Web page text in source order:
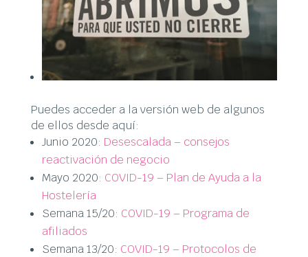
Puedes acceder a la versión web de algunos
de ellos desde aquí:
Junio 2020: Desescalada – consejos
reactivación de negocio
Mayo 2020: COVID-19 – Plan de Ayuda a la
Hostelería
Semana 15/20: COVID-19 – Programa de
afiliados
Semana 13/20: COVID-19 – Protocolos de